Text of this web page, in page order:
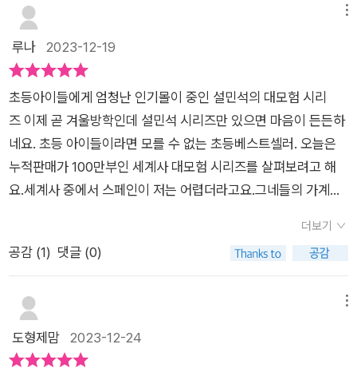
오빠가 자신과 동생, 어머니를 외딴 곳에 쫓아내버렸고 그 충격으
로 어머니가 마음의 병을, 동생은 앓아 눕기까지 했다고해요.​이
이야기를 들은 램프원정대는 마음이 약해져 같이 있긴하지만 자
회의를 하게 되는데요. 그러다 알게된.. 그 소녀의 정체는 바로 '
카스티야 왕국의 왕 엔티케' 가 자신의 이복오빠라는 사실인거죠.
그리고 그 왕이 있는 성에 들어가기 위해 작전이 필요한데, 이 소
녀는 어릴적 자신이 살던 곳이라면서 위치를 잘 안다며 도움을 주
는데요.이에 혼자서 데이지는 밤에 궁 안에 들어가 카심이 있는지
살펴보는데요.​다음 날 소녀의 동생은 죽음에 이르렀고, 이에 현재
왕의 무능함에 이사벨 소녀에게 세력을 기울여가고 있어요.​이 소
신의 후계자로 선포하는 대신자신이 동의하지 않는 결혼은 할 수
없다는 조항을 넣으라고 하죠 꿍꿍이가 무엇인지 참 ..ㅎㅎㅎ​이에
이사벨은 원치 않는 결혼 자신보다 나이가 스무살이나 많은 포르
투칼 왕국의 왕 이랑 결혼하긴 싫어했죠자신도 좋아하는 남자가
루나 2023-12-19
초등아이들에게 엄청난 인기몰이 중인 설민석의 대모험 시리
즈 이제 곧 겨울방학인데 설민석 시리즈만 있으면 마음이 든든하
네요. 초등 아이들이라면 모를 수 없는 초등베스트셀러. 오늘은
누적판매가 100만부인 세계사 대모험 시리즈를 살펴보려고 해
요.세계사 중에서 스페인이 저는 어렵더라고요.그네들의 가계도
지 않고카스티야의 공주, 이사벨에 집중하여 이야기가 실려있어
서흥미롭게 구성되어 있어요.세계사는 전체의 맥락을 아는 것이
중요하지만처음부터 큰 그림을 그려나가면 아이들이 힘들어할
수도 있어요.그래서 나라별로 주요한 사건 위주로 읽어가다가머
리가 크고 이해도가 높아지면역사의 큰 줄기를 알아가는 것도 좋
다고 생각해요.설민석의 세계사 대모험을 통해세계사 주요한 사
더보기
공감 (1) 댓글 (0)
도형제맘 2023-12-24